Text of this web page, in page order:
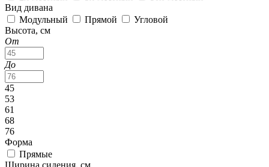
Вид дивана
Модульный
Прямой
Угловой
Высота, см
От
До
45
53
61
68
76
Форма
Прямые
Ширина сидения, см